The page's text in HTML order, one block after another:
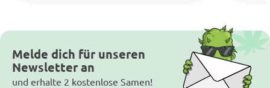
Melde dich für unseren
Newsletter an
und erhalte 2 kostenlose Samen!